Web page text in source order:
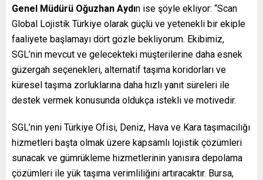
Genel Müdürü Oğuzhan Aydın ise şöyle ekliyor: “Scan
Global Lojistik Türkiye olarak güçlü ve yetenekli bir ekiple
faaliyete başlamayı dört gözle bekliyorum. Ekibimiz,
SGL’nin mevcut ve gelecekteki müşterilerine daha esnek
güzergah seçenekleri, alternatif taşıma koridorları ve
küresel taşıma zorluklarına daha hızlı yanıt süreleri ile
destek vermek konusunda oldukça istekli ve motivedir.
SGL’nin yeni Türkiye Ofisi, Deniz, Hava ve Kara taşımacılığı
hizmetleri başta olmak üzere kapsamlı lojistik çözümleri
sunacak ve gümrükleme hizmetlerinin yanısıra depolama
çözümleri ile yük taşıma verimliliğini artıracaktır. Bursa,